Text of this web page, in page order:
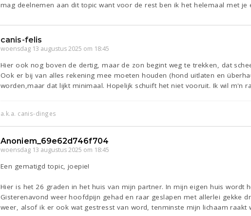
mag deelnemen aan dit topic want voor de rest ben ik het helemaal met je
canis-felis
woensdag 13 augustus 2025 om 18:45
Hier ook nog boven de dertig, maar de zon begint weg te trekken, dat
Ook er bij van alles rekening mee moeten houden (hond uitlaten en
worden,maar dat lijkt minimaal. Hopelijk schuift het niet vooruit. Ik wil m'n
a.k.a. canis-dinges
Anoniem_69e62d746f704
woensdag 13 augustus 2025 om 18:45
Een gematigd topic, joepie!
Hier is het 26 graden in het huis van mijn partner. In mijn eigen huis wordt
Gisterenavond weer hoofdpijn gehad en raar geslapen met allerlei gekke
weer, alsof ik er ook wat gestresst van word, tenminste mijn lichaam raakt